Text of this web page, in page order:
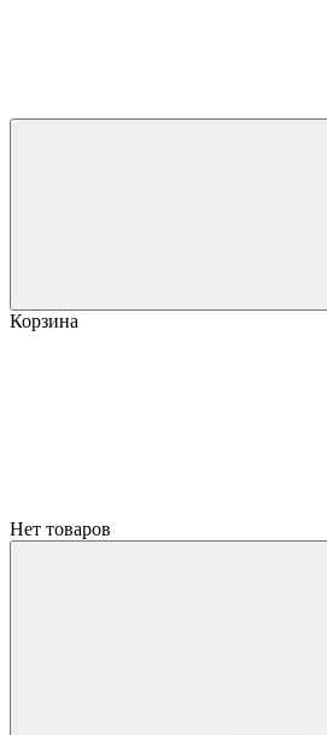
Корзина
Нет товаров